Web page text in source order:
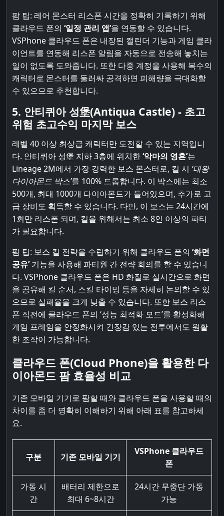
팜 팁: 레어 몬스터 리스폰 시간을 정확히 기록하기 위해
클라우드 폰의 ‘일정 관리 앱’을 연동할 수 있습니다.
VSPhone 클라우드 폰은 내장된 캘린더 기능과 게임 클라
이언트를 연동해 리스폰 알림을 자동으로 전송해 놓치는
일이 없도록 도와줍니다. 또한 다중 계정을 사용해 복수의
캐릭터로 몬스터를 둘러싸 공격하면 피해량을 극대화할
수 있으므로 추천합니다.
5. 안티퀴아 성堡(Antiqua Castle) - 초고
위험 초고수익 마지막 보스
레벨 40 이상 최상급 캐릭터만 도전할 수 있는 지역입니
다. 안티퀴아 성堡 지하 3층에 위치한‘악마의 영혼’는
Lineage 2M에서 가장 강력한 보스 몬스터로, 킬 시 ‘대왕
다이아몬드 박스’를 100% 드롭합니다. 이 박스에는 최소
500개, 최대 1000개 다이아몬드가 들어있으며, 추가로 고
급 장비도 획득할 수 있습니다. 다만, 이 보스는 24시간에
1회만 리스폰 되며, 킬을 위해서는 최소 8인 이상의 파티
가 필요합니다.
팜 팁: 보스 킬 전략을 수립하기 위해 클라우드 폰의 ‘화면
공유’기능을 사용해 파티원 간 전략 회의를 할 수 있습니
다. VSPhone 클라우드 폰은 HD 화질로 실시간으로 화면
을 공유해 킬 순서, 스킬 타이밍 등을 자세히 논의할 수 있
으므로 실패율을 크게 낮출 수 있습니다. 또한 보스 리스
폰 직전에 클라우드 폰의 ‘성능 최적화 모드’를 활성화해
게임 프레임을 안정화시켜 긴장감 있는 전투에서도 원활
한 조작이 가능합니다.
클라우드 폰(Cloud Phone)을 활용한 다
이아몬드 팜 효율성 비교
기존 모바일 기기로 팜할 때와 클라우드 폰을 사용할 때의
차이를 좀 더 명확히 이해하기 위해 아래 표를 참고하세
요.
구분 기존 모바일 기기
VSPhone 클라우드
폰
가동 시
간
배터리 제한으로
최대 6~8시간
24시간 무중단 가동
가능